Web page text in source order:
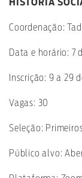
HISTÓRIA
Coordenação:
Data e horário: 7
Inscrição: 9 a 29
Vagas: 30
Seleção:
Público alvo: